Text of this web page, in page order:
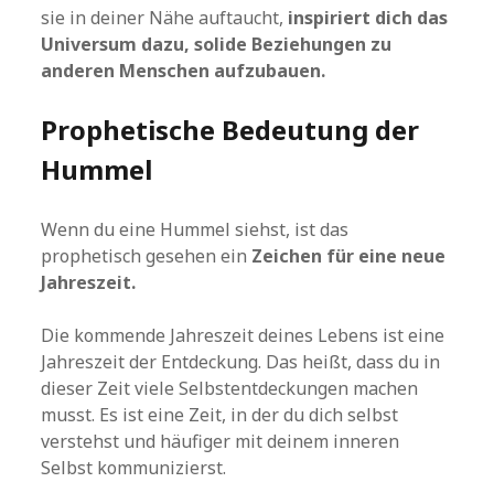
sie in deiner Nähe auftaucht, inspiriert dich das
Universum dazu, solide Beziehungen zu
anderen Menschen aufzubauen.
Prophetische Bedeutung der
Hummel
Wenn du eine Hummel siehst, ist das
prophetisch gesehen ein Zeichen für eine neue
Jahreszeit.
Die kommende Jahreszeit deines Lebens ist eine
Jahreszeit der Entdeckung. Das heißt, dass du in
dieser Zeit viele Selbstentdeckungen machen
musst. Es ist eine Zeit, in der du dich selbst
verstehst und häufiger mit deinem inneren
Selbst kommunizierst.